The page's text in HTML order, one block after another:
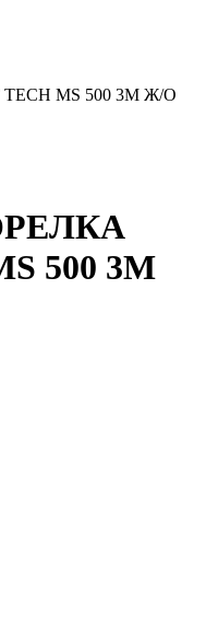
MS 500 3М Ж/О
500 3М